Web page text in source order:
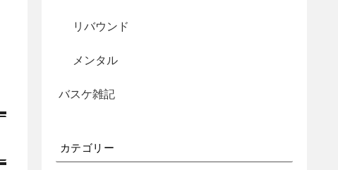
リバウンド
メンタル
バスケ雑記
カテゴリー